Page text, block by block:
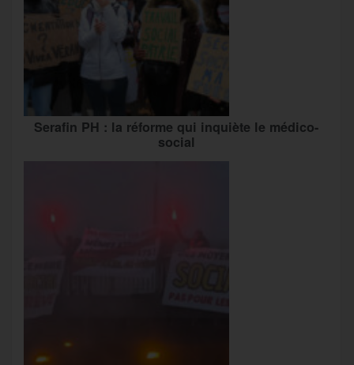
Serafin PH : la réforme qui inquiète le médico-
social